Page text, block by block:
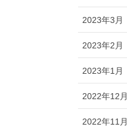
2023年3月
2023年2月
2023年1月
2022年12月
2022年11月